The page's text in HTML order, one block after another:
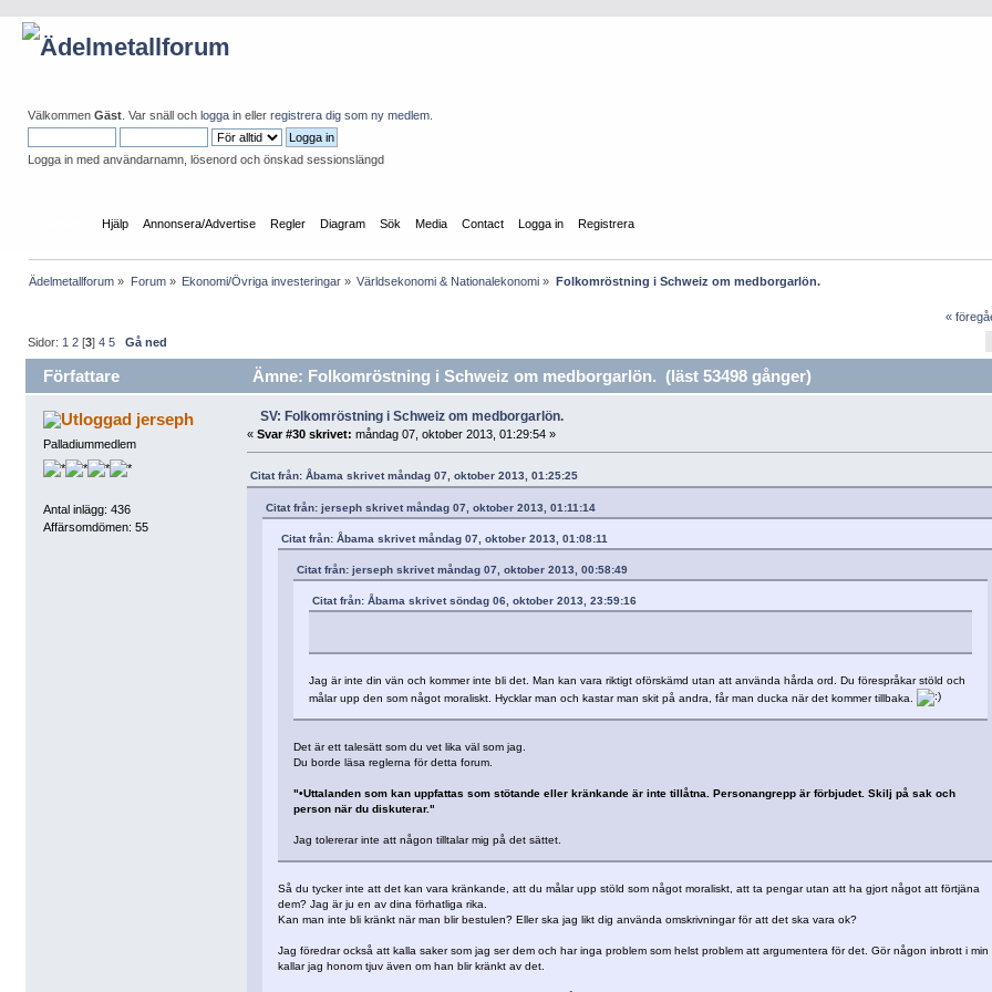
Välkommen Gäst . Var snäll och logga in eller registrera dig som ny medlem
Logga in med användarnamn, lösenord och önskad sessionslängd
Hjälp Annonsera/Advertise Regler Diagram Sök Media Contact Logga in Registrera
Ädelmetallforum » Forum» Ekonomi/Övriga investeringar» Världsekonomi & Nationalekonomi » Folkomröstning i Schweiz om medborgarlön.
«
Sidor: 1 2 [3]4 5 Gå ned
Författare Ämne: Folkomröstning i Schweiz om medborgarlön. (läst 53498 gånger)
jerseph
Palladiummedlem
Antal inlägg: 436
Affärsomdömen: 55
SV: Folkomröstning i Schweiz om medborgarlön.
« Svar #30 skrivet: måndag 07, oktober 2013, 01:29:54 »
Citat från: Åbama skrivet måndag 07, oktober 2013, 01:25:25
Citat från: jerseph skrivet måndag 07, oktober 2013, 01:11:14
Citat från: Åbama skrivet måndag 07, oktober 2013, 01:08:11
Citat från: jerseph skrivet måndag 07, oktober 2013, 00:58:49
Citat från: Åbama skrivet söndag 06, oktober 2013, 23:59:16
Jag är inte din vän och kommer inte bli det. Man kan vara riktigt oförskämd utan att använda hårda ord. Du förespråkar stöld och
målar upp den som något moraliskt. Hycklar man och kastar man skit på andra, får man ducka när det kommer tillbaka.
Det är ett talesätt som du vet lika väl som jag.
Du borde läsa reglerna för detta forum.
"•Uttalanden som kan uppfattas som stötande eller kränkande är inte tillåtna. Personangrepp är förbjudet. Skilj på sak och
person när du diskuterar."
Jag tolererar inte att någon tilltalar mig på det sättet.
Så du tycker inte att det kan vara kränkande, att du målar upp stöld som något moraliskt, att ta pengar utan att ha gjort något att förtjäna
dem? Jag är ju en av dina förhatliga rika.
Kan man inte bli kränkt när man blir bestulen? Eller ska jag likt dig använda omskrivningar för att det ska vara ok?
Jag föredrar också att kalla saker som jag ser dem och har inga problem som helst problem att argumentera för det. Gör någon inbrott i min
kallar jag honom tjuv även om han blir kränkt av det.